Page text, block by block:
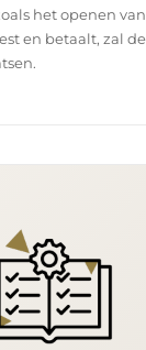
het openen
en betaalt, zal